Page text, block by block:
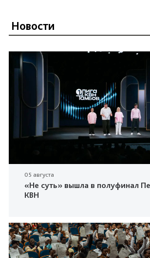
Новости
05 августа
«Не суть» вышла в полуфинал
КВН